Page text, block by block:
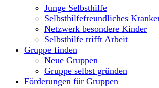
Junge Selbsthilfe
Selbsthilfefreundliches
Netzwerk besondere Kinder
Selbsthilfe trifft Arbeit
Gruppe finden
Neue Gruppen
Gruppe selbst gründen
Förderungen für Gruppen